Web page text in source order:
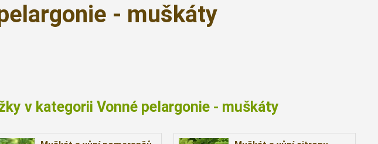
- muškáty
v kategorii Vonné pelargonie - muškáty